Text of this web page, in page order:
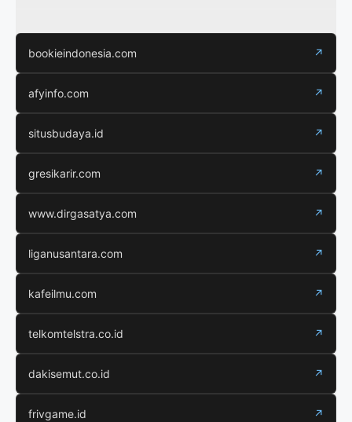
bookieindonesia.com ↗
afyinfo.com ↗
situsbudaya.id ↗
gresikarir.com ↗
www.dirgasatya.com ↗
liganusantara.com ↗
kafeilmu.com ↗
telkomtelstra.co.id ↗
dakisemut.co.id ↗
frivgame.id ↗